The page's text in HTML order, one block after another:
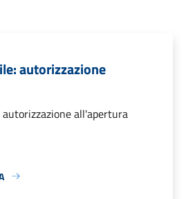
autorizzazione
all'apertura